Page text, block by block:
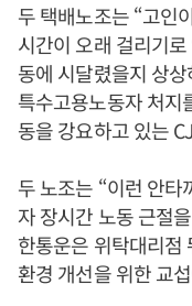
두 택배노조는 “고인
시간이 오래 걸리기
동에 시달렸을지 상
특수고용노동자 처지
동을 강요하고 있는
두 노조는 “이런 안
자 장시간 노동 근절
한통운은 위탁대리점
환경 개선을 위한 교